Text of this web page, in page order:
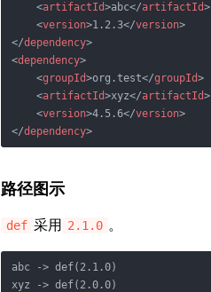
<artifactId>abc</artifactId>
<version>1.2.3</version>
</dependency>
<dependency>
<groupId>org.test</groupId>
<artifactId>xyz</artifactId>
<version>4.5.6</version>
</dependency>
路径图示
def 采用 2.1.0 。
abc -> def(2.1.0)
xyz -> def(2.0.0)